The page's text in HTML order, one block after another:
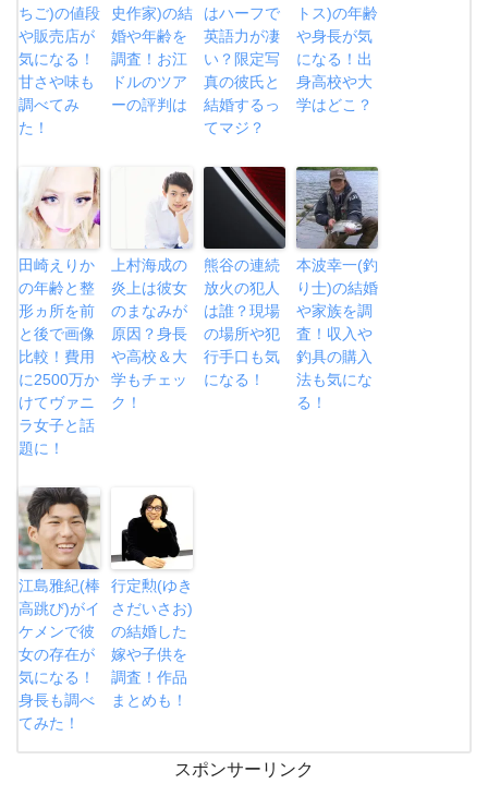
ちご)の値段
や販売店が
気になる！
甘さや味も
調べてみ
た！
史作家)の結
婚や年齢を
調査！お江
ドルのツア
ーの評判は
はハーフで
英語力が凄
い？限定写
真の彼氏と
結婚するっ
てマジ？
トス)の年齢
や身長が気
になる！出
身高校や大
学はどこ？
田崎えりか
の年齢と整
形ヵ所を前
と後で画像
比較！費用
に2500万か
けてヴァニ
ラ女子と話
題に！
上村海成の
炎上は彼女
のまなみが
原因？身長
や高校＆大
学もチェッ
ク！
熊谷の連続
放火の犯人
は誰？現場
の場所や犯
行手口も気
になる！
本波幸一(釣
り士)の結婚
や家族を調
査！収入や
釣具の購入
法も気にな
る！
江島雅紀(棒
高跳び)がイ
ケメンで彼
女の存在が
気になる！
身長も調べ
てみた！
行定勲(ゆき
さだいさお)
の結婚した
嫁や子供を
調査！作品
まとめも！
スポンサーリンク